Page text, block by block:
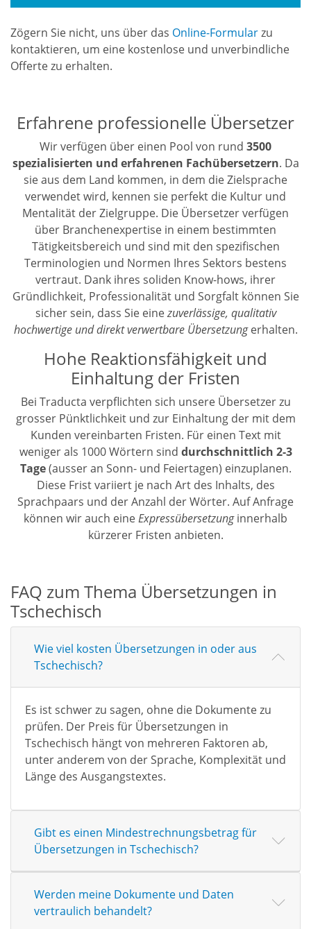
Zögern Sie nicht, uns über das Online-Formularzu
kontaktieren, um eine kostenlose und unverbindliche
Offerte zu erhalten.
Erfahrene professionelle Übersetzer
Wir verfügen über einen Pool von rund 3500
spezialisierten und erfahrenen Fachübersetzern. Da
sie aus dem Land kommen, in dem die Zielsprache
verwendet wird, kennen sie perfekt die Kultur und
Mentalität der Zielgruppe. Die Übersetzer verfügen
über Branchenexpertise in einem bestimmten
Tätigkeitsbereich und sind mit den spezifischen
Terminologien und Normen Ihres Sektors bestens
vertraut. Dank ihres soliden Know-hows, ihrer
Gründlichkeit, Professionalität und Sorgfalt können Sie
sicher sein, dass Sie einezuverlässige, qualitativ
hochwertige und direkt verwertbare Übersetzungerhalten.
Hohe Reaktionsfähigkeit und
Einhaltung der Fristen
Bei Traducta verpflichten sich unsere Übersetzer zu
grosser Pünktlichkeit und zur Einhaltung der mit dem
Kunden vereinbarten Fristen. Für einen Text mit
weniger als 1000 Wörtern sind durchschnittlich 2-3
Tage(ausser an Sonn- und Feiertagen) einzuplanen.
Diese Frist variiert je nach Art des Inhalts, des
Sprachpaars und der Anzahl der Wörter. Auf Anfrage
können wir auch eineExpressübersetzunginnerhalb
kürzerer Fristen anbieten.
FAQ zum Thema Übersetzungen in
Tschechisch
Wie viel kosten Übersetzungen in oder aus
Tschechisch?
Es ist schwer zu sagen, ohne die Dokumente zu
prüfen. Der Preis für Übersetzungen in
Tschechisch hängt von mehreren Faktoren ab,
unter anderem von der Sprache, Komplexität und
Länge des Ausgangstextes.
Gibt es einen Mindestrechnungsbetrag für
Übersetzungen in Tschechisch?
Werden meine Dokumente und Daten
vertraulich behandelt?